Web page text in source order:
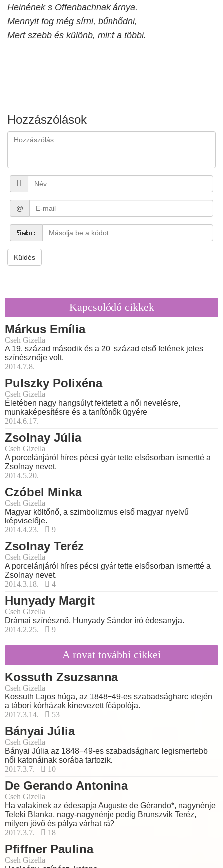
Heinének s Offenbachnak árnya.
Mennyit fog még sírni, bűnhődni,
Mert szebb és különb, mint a többi.
Hozzászólások
@
Küldés
Kapcsolódó cikkek
Márkus Emília
Cseh Gizella
A 19. század második és a 20. század első felének jeles
színésznője volt.
2014.7.8.
Pulszky Polixéna
Cseh Gizella
Életében nagy hangsúlyt fektetett a női nevelésre,
munkaképesítésre és a tanítónők ügyére
2014.6.17.
Zsolnay Júlia
Cseh Gizella
A porcelánjáról híres pécsi gyár tette elsősorban ismertté a
Zsolnay nevet.
2014.5.20.
Czóbel Minka
Cseh Gizella
Magyar költőnő, a szimbolizmus első magyar nyelvű
képviselője.
2014.4.23.
9
Zsolnay Teréz
Cseh Gizella
A porcelánjáról híres pécsi gyár tette elsősorban ismertté a
Zsolnay nevet.
2014.3.18.
4
Hunyady Margit
Cseh Gizella
Drámai színésznő, Hunyady Sándor író édesanyja.
2014.2.25.
9
A rovat további cikkei
Kossuth Zsuzsanna
Cseh Gizella
Kossuth Lajos húga, az 1848−49-es szabadságharc idején
a tábori kórházak kinevezett főápolója.
2017.3.14.
53
Bányai Júlia
Cseh Gizella
Bányai Júlia az 1848−49-es szabadságharc legismertebb
női katonáinak sorába tartozik.
2017.3.7.
10
De Gerando Antonina
Cseh Gizella
Ha valakinek az édesapja Auguste de Gérando*, nagynénje
Teleki Blanka, nagy-nagynénje pedig Brunszvik Teréz,
milyen jövő és pálya várhat rá?
2017.3.7.
18
Pfiffner Paulina
Cseh Gizella